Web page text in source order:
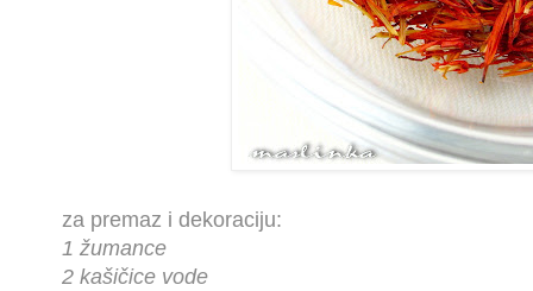
za premaz i dekoraciju:
1 žumance
2 kašičice vode